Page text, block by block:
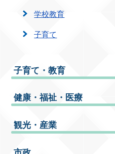
学校教育
子育て
子育て・教育
健康・福祉・医療
観光・産業